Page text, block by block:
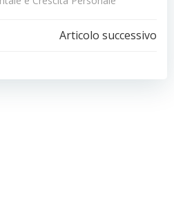
Navigazione
articoli
Articolo successivo